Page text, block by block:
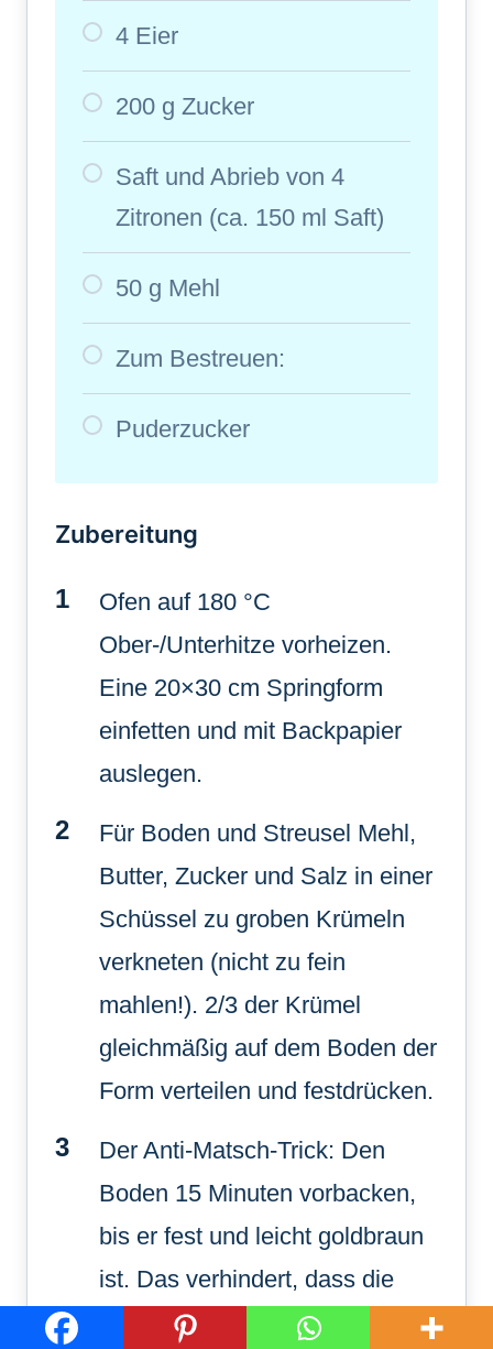
4 Eier
200 g Zucker
Saft und Abrieb von 4
Zitronen (ca. 150 ml Saft)
50 g Mehl
Zum Bestreuen:
Puderzucker
Zubereitung
Ofen auf 180 °C
Ober-/Unterhitze vorheizen.
Eine 20×30 cm Springform
einfetten und mit Backpapier
auslegen.
Für Boden und Streusel Mehl,
Butter, Zucker und Salz in einer
Schüssel zu groben Krümeln
verkneten (nicht zu fein
mahlen!). 2/3 der Krümel
gleichmäßig auf dem Boden der
Form verteilen und festdrücken.
Der Anti-Matsch-Trick: Den
Boden 15 Minuten vorbacken,
bis er fest und leicht goldbraun
ist. Das verhindert, dass die
saftige Zitronenfüllung eindringt